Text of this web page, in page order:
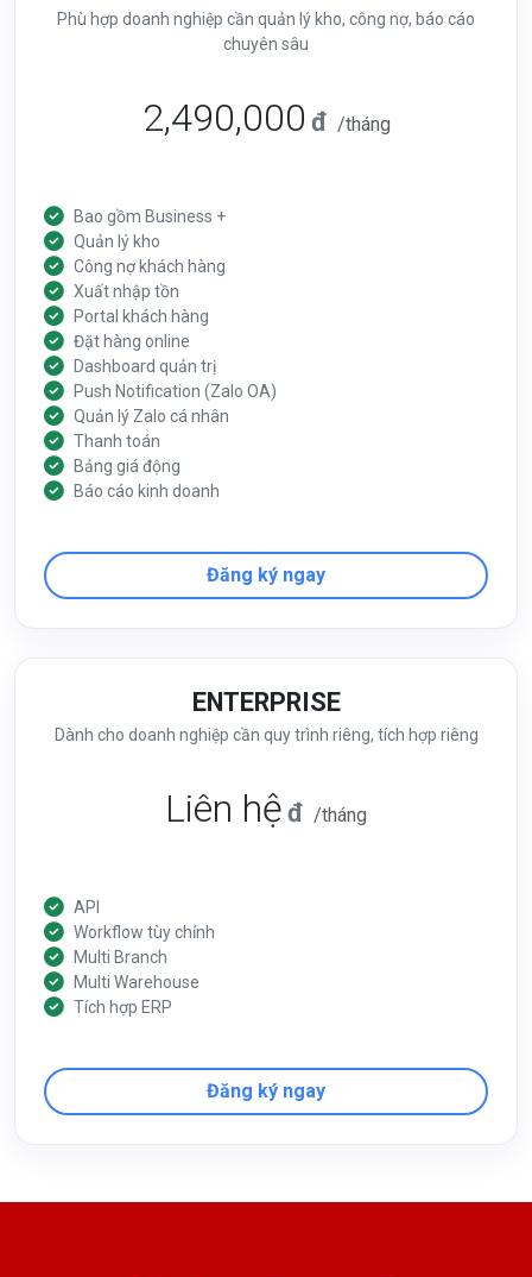
Phù hợp doanh nghiệp cần quản lý kho, công nợ, báo cáo
chuyên sâu
2,490,000 đ /tháng
Bao gồm Business +
Quản lý kho
Công nợ khách hàng
Xuất nhập tồn
Portal khách hàng
Đặt hàng online
Dashboard quản trị
Push Notification (Zalo OA)
Quản lý Zalo cá nhân
Thanh toán
Bảng giá động
Báo cáo kinh doanh
Đăng ký ngay
ENTERPRISE
Dành cho doanh nghiệp cần quy trình riêng, tích hợp riêng
Liên hệ đ /tháng
API
Workflow tùy chỉnh
Multi Branch
Multi Warehouse
Tích hợp ERP
Đăng ký ngay